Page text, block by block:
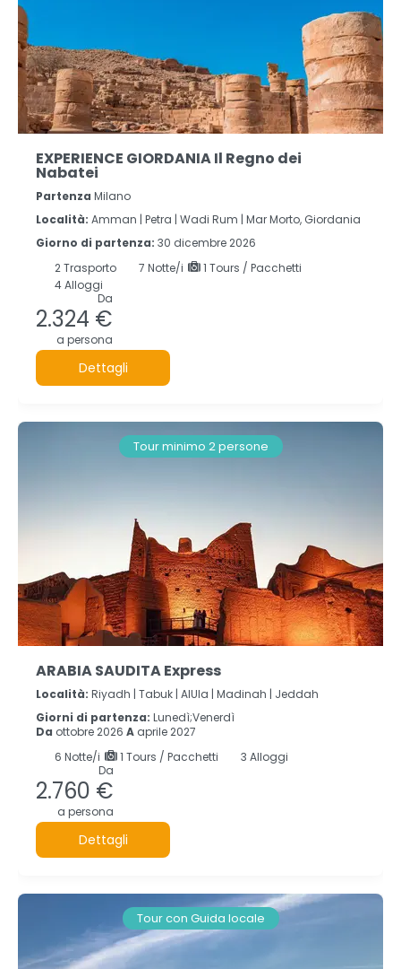
EXPERIENCE GIORDANIA Il Regno dei
Nabatei
Partenza Milano
Località: Amman | Petra | Wadi Rum | Mar Morto, Giordania
Giorno di partenza: 30 dicembre 2026
2Trasporto 7 Notte/i
1 Tours / Pacchetti
4 Alloggi
Da
2.324 €
a persona
Dettagli
Tour minimo 2 persone
ARABIA SAUDITA Express
Località: Riyadh | Tabuk | AlUla | Madinah | Jeddah
Giorni di partenza: Lunedì;Venerdì
Da ottobre 2026 A aprile 2027
6 Notte/i 1 Tours / Pacchetti
3 Alloggi
Da
2.760 €
a persona
Dettagli
Tour con Guida locale